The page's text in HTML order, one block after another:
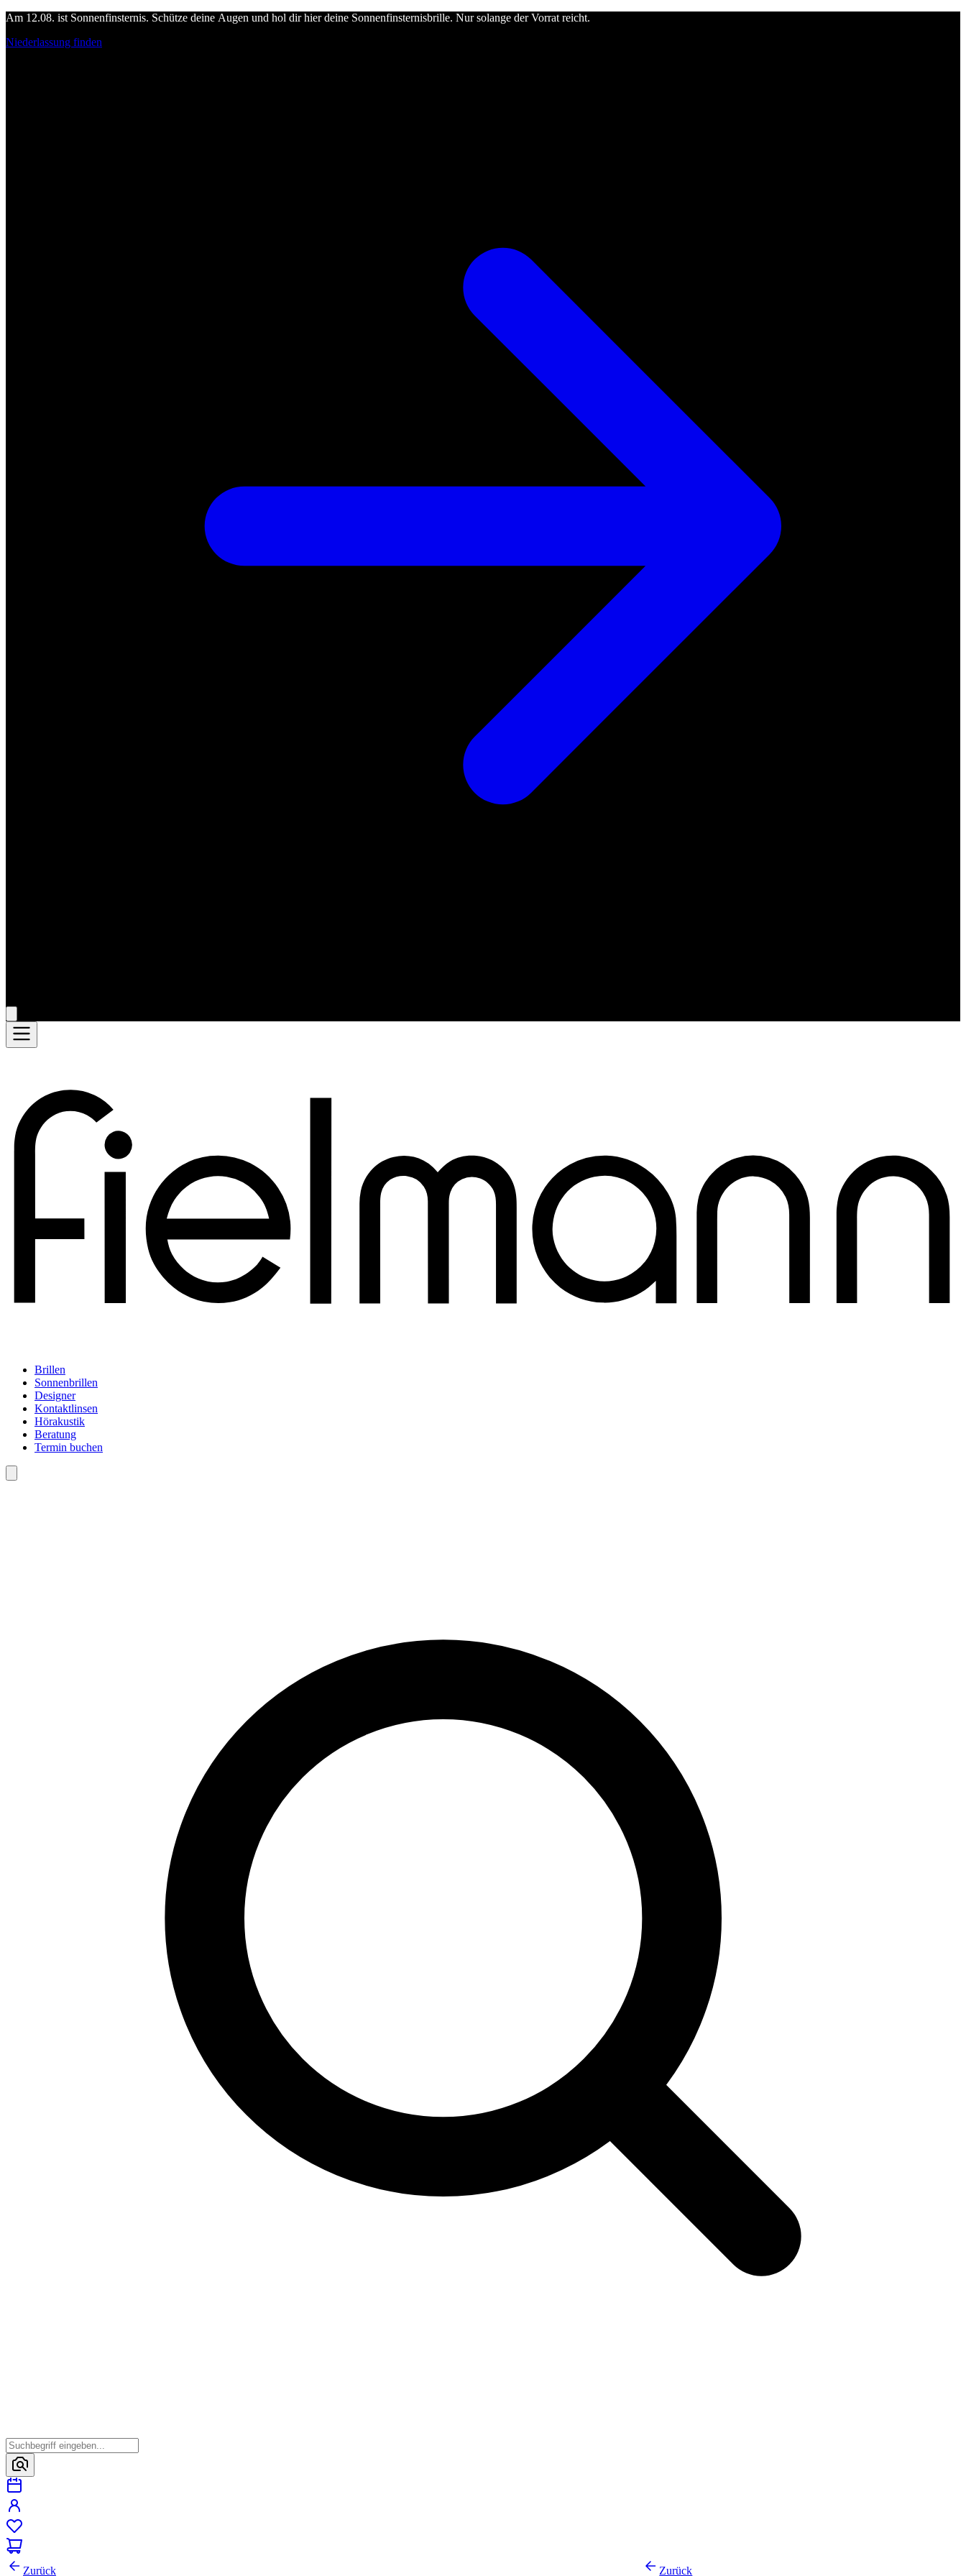
Am 12.08. ist Sonnenfinsternis. Schütze deine Augen und hol dir hier deine Sonnenfinsternisbrille. Nur solange der Vorrat reicht.
Niederlassung finden
Brillen
Sonnenbrillen
Designer
Kontaktlinsen
Hörakustik
Beratung
Termin buchen
Zurück Zurück